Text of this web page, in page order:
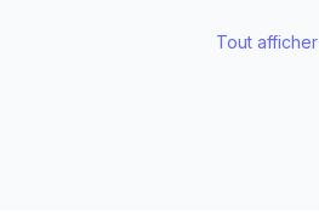
Tout afficher